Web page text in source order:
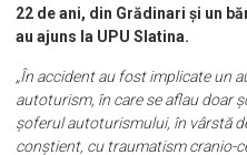
22 de ani, din Grădinari și un
au ajuns la UPU Slatina.
„În accident au fost implicate un
autoturism, în care se aflau doar
șoferul autoturismului, în vârstă
conștient, cu traumatism cranio-